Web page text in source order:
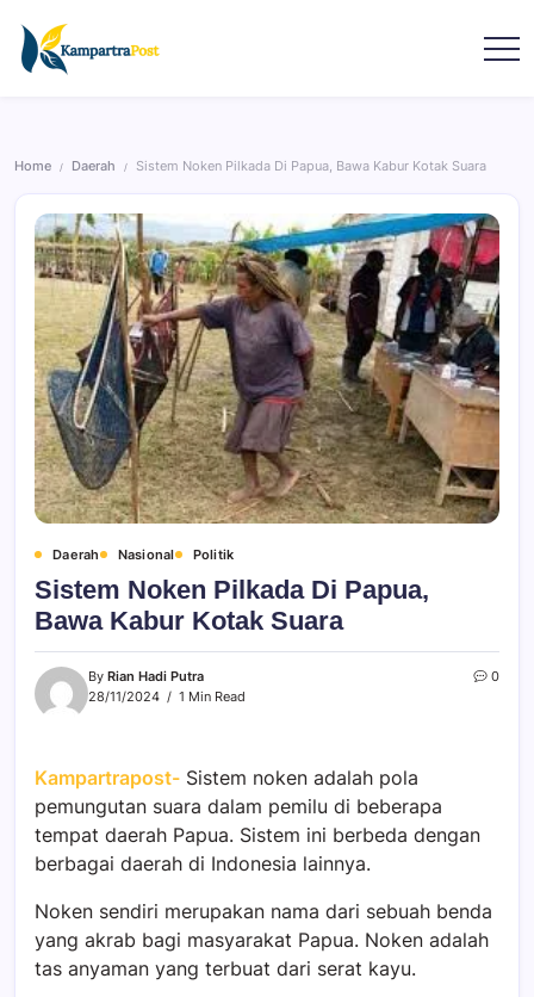
Home / Daerah / Sistem Noken Pilkada Di Papua, Bawa Kabur Kotak Suara
Daerah Nasional Politik
Sistem Noken Pilkada Di Papua,
Bawa Kabur Kotak Suara
By Rian Hadi Putra
28/11/2024
1 Min Read
0
Kampartrapost- Sistem noken adalah pola
pemungutan suara dalam pemilu di beberapa
tempat daerah Papua. Sistem ini berbeda dengan
berbagai daerah di Indonesia lainnya.
Noken sendiri merupakan nama dari sebuah benda
yang akrab bagi masyarakat Papua. Noken adalah
tas anyaman yang terbuat dari serat kayu.